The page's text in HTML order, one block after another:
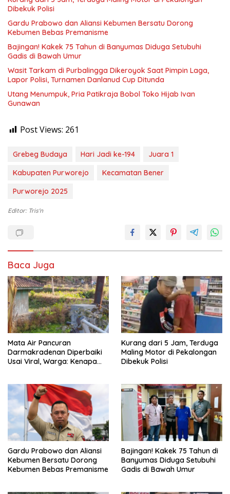
Dibekuk Polisi
Gardu Prabowo dan Aliansi Kebumen Bersatu Dorong
Kebumen Bebas Premanisme
Bajingan! Kakek 75 Tahun di Banyumas Diduga Setubuhi
Gadis di Bawah Umur
Wasit Tarkam di Purbalingga Dikeroyok Saat Pimpin Laga,
Lapor Polisi, Turnamen Danlanud Cup Ditunda
Utang Menumpuk, Pria Patikraja Bobol Toko Hijab Ivan
Gunawan
Post Views: 261
Grebeg Budaya Hari Jadi ke-194
Juara 1
Kabupaten Purworejo
Kecamatan Bener
Purworejo 2025
Editor: Tris'n
Baca Juga
Mata Air Pancuran
Darmakradenan Diperbaiki
Usai Viral, Warga: Kenapa
Kurang dari 5 Jam, Terduga
Maling Motor di Pekalongan
Dibekuk Polisi
Gardu Prabowo dan Aliansi
Kebumen Bersatu Dorong
Kebumen Bebas Premanisme
Bajingan! Kakek 75 Tahun di
Banyumas Diduga Setubuhi
Gadis di Bawah Umur